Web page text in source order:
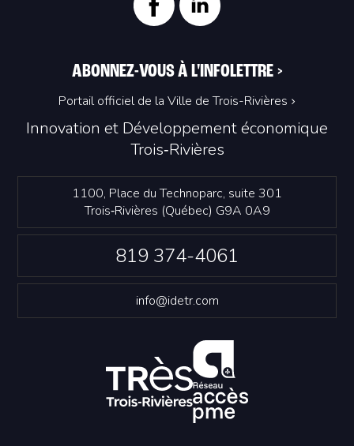
Innovation et Développement économique
Trois‑Rivières
1100, Place du Technoparc, suite 301
Trois‑Rivières (Québec) G9A 0A9
819 374-4061
info@idetr.com
ABONNEZ-VOUS À L'INFOLETTRE >
Portail officiel de la Ville de Trois-Rivières